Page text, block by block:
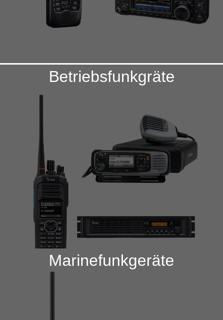
Betriebsfunkgräte
Marinefunkgeräte